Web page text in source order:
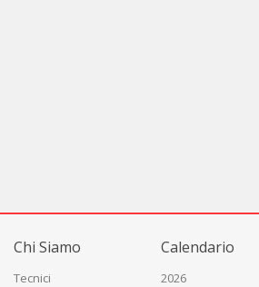
Chi Siamo
Tecnici
Calendario
2026